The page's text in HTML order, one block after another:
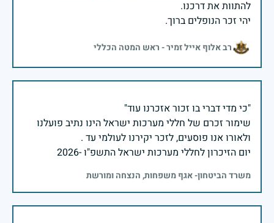
יהי זכר הנופלים ברוך.
רב אלוף אייל זמיר - ראש המטה הכללי
שימור זכרם של חללי מערכות ישראל הינו נתיב פועלנו
יום הזיכרון לחללי מערכות ישראל התשפ"ו -2026
משרד הביטחון- אגף משפחות, הנצחה ומורשת